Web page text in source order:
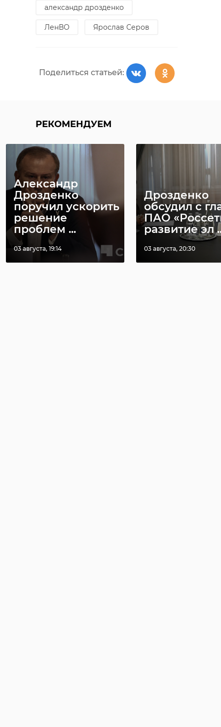
александр дрозденко
ЛенВО Ярослав Серов
Поделиться статьей:
РЕКОМЕНДУЕМ
Александр
Дрозденко
поручил ускорить
решение
проблем ...
03 августа, 19:14
Дрозденко
обсудил с
ПАО
развитие эл
03 августа, 20:30